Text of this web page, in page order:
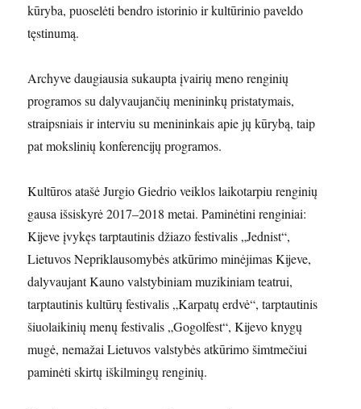
kūryba, puoselėti bendro istorinio ir kultūrinio paveldo
tęstinumą.
Archyve daugiausia sukaupta įvairių meno renginių
programos su dalyvaujančių menininkų pristatymais,
straipsniais ir interviu su menininkais apie jų kūrybą, taip
pat mokslinių konferencijų programos.
Kultūros atašė Jurgio Giedrio veiklos laikotarpiu renginių
gausa išsiskyrė 2017–2018 metai. Paminėtini renginiai:
Kijeve įvykęs tarptautinis džiazo festivalis „Jednist“,
Lietuvos Nepriklausomybės atkūrimo minėjimas Kijeve,
dalyvaujant Kauno valstybiniam muzikiniam teatrui,
tarptautinis kultūrų festivalis „Karpatų erdvė“, tarptautinis
šiuolaikinių menų festivalis „Gogolfest“, Kijevo knygų
mugė, nemažai Lietuvos valstybės atkūrimo šimtmečiui
paminėti skirtų iškilmingų renginių.